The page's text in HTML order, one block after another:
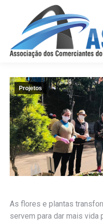
Projetos
As flores e plantas
servem para dar mais vida